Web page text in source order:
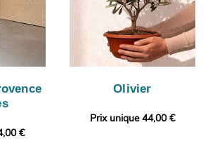
€
Olivier
Prix unique 44,00 €